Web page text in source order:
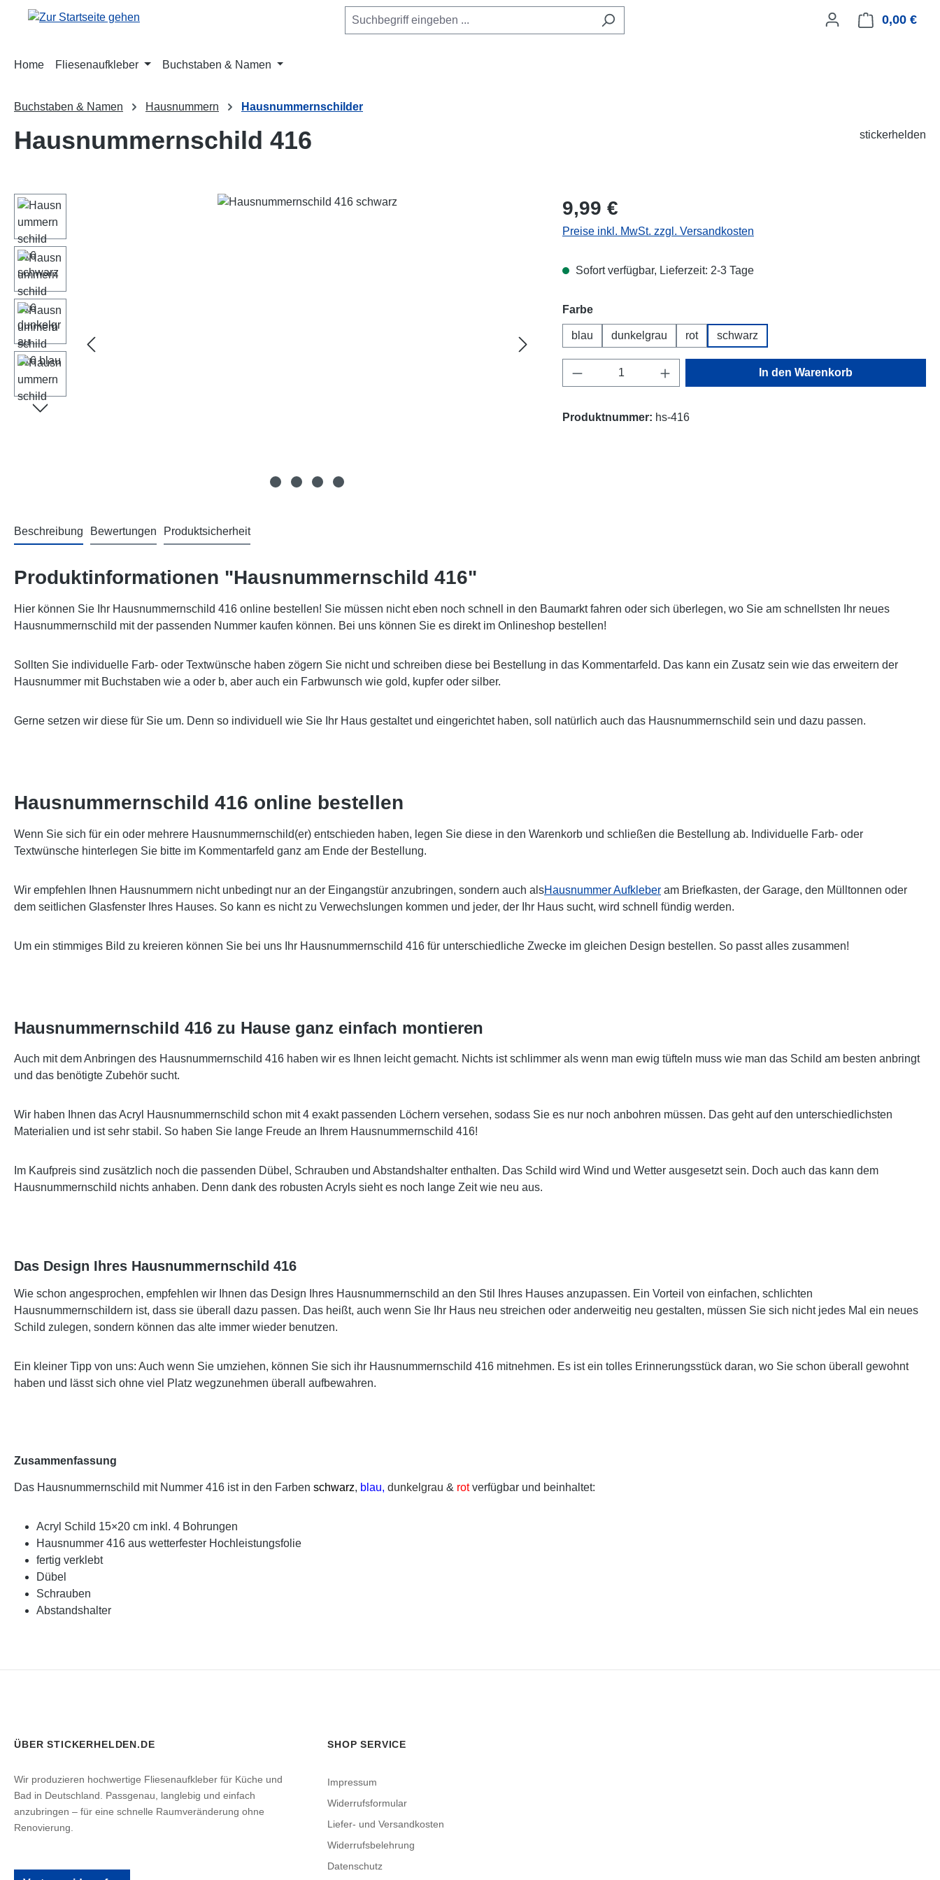
Hauptinhalt springen
Zur Suche springen
Zur Hauptnavigation springen 0,00 €
Home Fliesenaufkleber Buchstaben & Namen
Buchstaben & Namen Hausnummern Hausnummernschilder
Hausnummernschild 416 stickerhelden
Bildergalerie überspringen Regulärer Preis:
9,99 €
Preise inkl. MwSt. zzgl. Versandkosten
Sofort verfügbar, Lieferzeit: 2-3 Tage
Farbe
blau dunkelgrau rot schwarz
Produkt Anzahl: Gib den gewünschten Wert ein
In den Warenkorb
Produktnummer: hs-416
Beschreibung Bewertungen Produktsicherheit
Produktinformationen "Hausnummernschild 416"
Hier können Sie Ihr Hausnummernschild 416 online bestellen! Sie müssen nicht eben noch schnell in den Baumarkt fahren oder sich überlegen, wo Sie am schnellsten Ihr neues
Hausnummernschild mit der passenden Nummer kaufen können. Bei uns können Sie es direkt im Onlineshop bestellen!
Sollten Sie individuelle Farb- oder Textwünsche haben zögern Sie nicht und schreiben diese bei Bestellung in das Kommentarfeld. Das kann ein Zusatz sein wie das erweitern der
Hausnummer mit Buchstaben wie a oder b, aber auch ein Farbwunsch wie gold, kupfer oder silber.
Gerne setzen wir diese für Sie um. Denn so individuell wie Sie Ihr Haus gestaltet und eingerichtet haben, soll natürlich auch das Hausnummernschild sein und dazu passen.
Hausnummernschild 416 online bestellen
Wenn Sie sich für ein oder mehrere Hausnummernschild(er) entschieden haben, legen Sie diese in den Warenkorb und schließen die Bestellung ab. Individuelle Farb- oder
Textwünsche hinterlegen Sie bitte im Kommentarfeld ganz am Ende der Bestellung.
Wir empfehlen Ihnen Hausnummern nicht unbedingt nur an der Eingangstür anzubringen, sondern auch alsHausnummer Aufkleber am Briefkasten, der Garage, den Mülltonnen oder
dem seitlichen Glasfenster Ihres Hauses. So kann es nicht zu Verwechslungen kommen und jeder, der Ihr Haus sucht, wird schnell fündig werden.
Um ein stimmiges Bild zu kreieren können Sie bei uns Ihr Hausnummernschild 416 für unterschiedliche Zwecke im gleichen Design bestellen. So passt alles zusammen!
Hausnummernschild 416 zu Hause ganz einfach montieren
Auch mit dem Anbringen des Hausnummernschild 416 haben wir es Ihnen leicht gemacht. Nichts ist schlimmer als wenn man ewig tüfteln muss wie man das Schild am besten anbringt
und das benötigte Zubehör sucht.
Wir haben Ihnen das Acryl Hausnummernschild schon mit 4 exakt passenden Löchern versehen, sodass Sie es nur noch anbohren müssen. Das geht auf den unterschiedlichsten
Materialien und ist sehr stabil. So haben Sie lange Freude an Ihrem Hausnummernschild 416!
Im Kaufpreis sind zusätzlich noch die passenden Dübel, Schrauben und Abstandshalter enthalten. Das Schild wird Wind und Wetter ausgesetzt sein. Doch auch das kann dem
Hausnummernschild nichts anhaben. Denn dank des robusten Acryls sieht es noch lange Zeit wie neu aus.
Das Design Ihres Hausnummernschild 416
Wie schon angesprochen, empfehlen wir Ihnen das Design Ihres Hausnummernschild an den Stil Ihres Hauses anzupassen. Ein Vorteil von einfachen, schlichten
Hausnummernschildern ist, dass sie überall dazu passen. Das heißt, auch wenn Sie Ihr Haus neu streichen oder anderweitig neu gestalten, müssen Sie sich nicht jedes Mal ein neues
Schild zulegen, sondern können das alte immer wieder benutzen.
Ein kleiner Tipp von uns: Auch wenn Sie umziehen, können Sie sich ihr Hausnummernschild 416 mitnehmen. Es ist ein tolles Erinnerungsstück daran, wo Sie schon überall gewohnt
haben und lässt sich ohne viel Platz wegzunehmen überall aufbewahren.
Zusammenfassung
Das Hausnummernschild mit Nummer 416 ist in den Farben schwarz, blau, dunkelgrau & rotverfügbar und beinhaltet:
Acryl Schild 15×20 cm inkl. 4 Bohrungen
Hausnummer 416 aus wetterfester Hochleistungsfolie
fertig verklebt
Dübel
Schrauben
Abstandshalter
ÜBER STICKERHELDEN.DE
Wir produzieren hochwertige Fliesenaufkleber für Küche und
Bad in Deutschland. Passgenau, langlebig und einfach
anzubringen – für eine schnelle Raumveränderung ohne
Renovierung.
SHOP SERVICE
Impressum
Widerrufsformular
Liefer- und Versandkosten
Widerrufsbelehrung
Datenschutz